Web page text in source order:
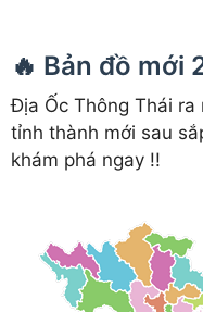
🔥 Bản đồ mới
Địa Ốc Thông Thái
tỉnh thành mới sau
khám phá ngay !!